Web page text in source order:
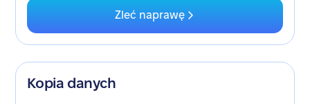
Zleć naprawę
Kopia danych